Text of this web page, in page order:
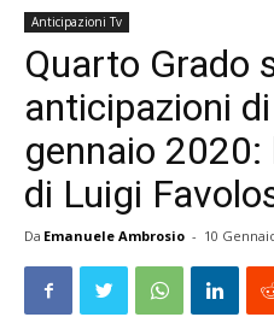
Anticipazioni Tv
Quarto Grado
anticipazioni
gennaio
di Luigi
Da Emanuele Ambrosio - 10